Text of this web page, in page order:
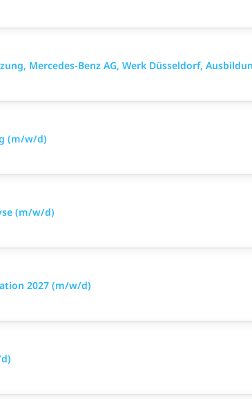
Mercedes-Benz AG, Werk Düsseldorf,
(m/w/d)
(m/w/d)
2027 (m/w/d)